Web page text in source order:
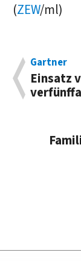
(ZEW/ml)
Gartner
Einsatz